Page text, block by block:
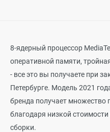
8-ядерный процессор
оперативной памяти,
- все это вы получаете при
Петербурге. Модель 2021
бренда получает множество
благодаря низкой
сборки.